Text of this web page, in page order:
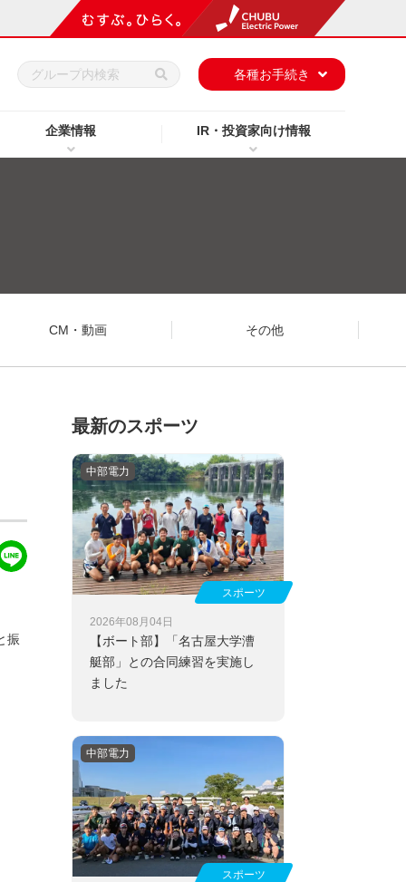
企業情報 IR・投資家向け情報
各種お手続き
CM・動画 その他
振
最新のスポーツ
2026年08月04日
【ボート部】
「名古屋大学漕
艇部」との合同練習を実施し
ました
スポーツ
中部電力
スポーツ
中部電力